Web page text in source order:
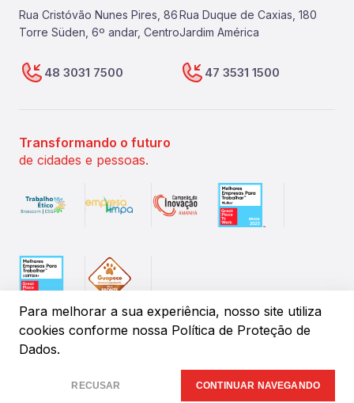
Para melhorar a sua experiência, nosso site utiliza
cookies conforme nossa Política de Proteção de
Dados.
RECUSAR CONTINUAR NAVEGANDO
Rua Cristóvão Nunes Pires, 86
Torre Süden, 6º andar, Centro
48 3031 7500
Rua Duque de Caxias, 180
Jardim América
47 3531 1500
Transformando o futuro
de cidades e pessoas.
IPM Sistemas de Gestão Pública. Todos os direitos
reservados.
Insany.Design